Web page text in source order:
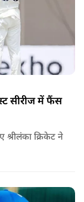
सीरीज में फैंस
क्रिकेट ने